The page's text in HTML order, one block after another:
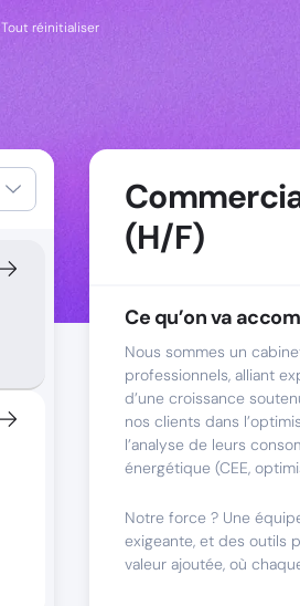
Tout réinitialiser
(H/F)
Ce qu’on va
Nous sommes un
professionnels, alliant
d’une croissance
nos clients dans
l’analyse de leurs
énergétique (CEE,
Notre force ? Une
exigeante, et des outils
valeur ajoutée, où